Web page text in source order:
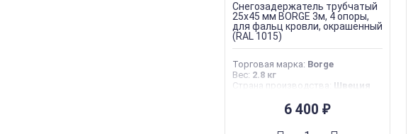
Снегозадержатель трубчатый
25х45 мм BORGE 3м, 4 опоры,
для фальц кровли, окрашенный
(RAL 1015)
Торговая марка: Borge
Вес: 2.8 кг
Страна производства : Швеция
6 400₽